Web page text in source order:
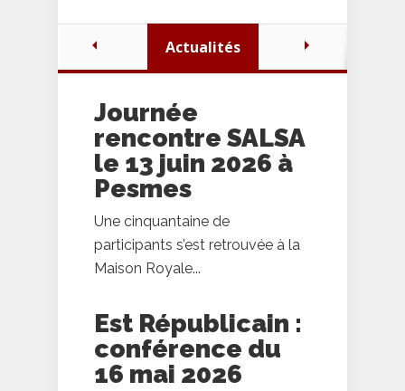
Actualités
Journée
rencontre SALSA
le 13 juin 2026 à
Pesmes
Une cinquantaine de
participants s’est retrouvée à la
Maison Royale...
Est Républicain :
conférence du
16 mai 2026